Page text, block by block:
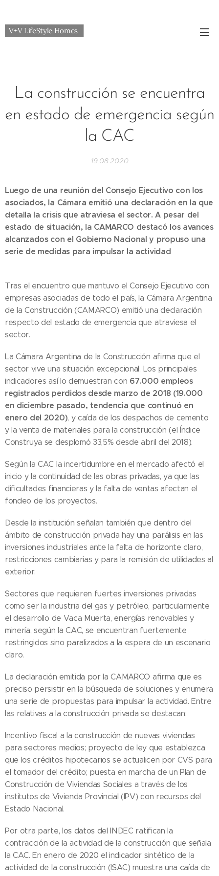
V+V LifeStyle Homes
La construcción se encuentra
en estado de emergencia según
la CAC
19.08.2020
Luego de una reunión del Consejo Ejecutivo con los
asociados, la Cámara emitió una declaración en la que
detalla la crisis que atraviesa el sector. A pesar del
estado de situación, la CAMARCO destacó los avances
alcanzados con el Gobierno Nacional y propuso una
serie de medidas para impulsar la actividad
Tras el encuentro que mantuvo el Consejo Ejecutivo con
empresas asociadas de todo el país, la Cámara Argentina
de la Construcción (CAMARCO) emitió una declaración
respecto del estado de emergencia que atraviesa el
sector.
La Cámara Argentina de la Construcción afirma que el
sector vive una situación excepcional. Los principales
indicadores así lo demuestran con 67.000 empleos
registrados perdidos desde marzo de 2018 (19.000
en diciembre pasado, tendencia que continuó en
enero del 2020), y caída de los despachos de cemento
y la venta de materiales para la construcción (el Índice
Construya se desplomó 33,5% desde abril del 2018).
Según la CAC la incertidumbre en el mercado afectó el
inicio y la continuidad de las obras privadas, ya que las
dificultades financieras y la falta de ventas afectan el
fondeo de los proyectos.
Desde la institución señalan también que dentro del
ámbito de construcción privada hay una parálisis en las
inversiones industriales ante la falta de horizonte claro,
restricciones cambiarias y para la remisión de utilidades al
exterior.
Sectores que requieren fuertes inversiones privadas
como ser la industria del gas y petróleo, particularmente
el desarrollo de Vaca Muerta, energías renovables y
minería, según la CAC, se encuentran fuertemente
restringidos sino paralizados a la espera de un escenario
claro.
La declaración emitida por la CAMARCO afirma que es
preciso persistir en la búsqueda de soluciones y enumera
una serie de propuestas para impulsar la actividad. Entre
las relativas a la construcción privada se destacan:
Incentivo fiscal a la construcción de nuevas viviendas
para sectores medios; proyecto de ley que establezca
que los créditos hipotecarios se actualicen por CVS para
el tomador del crédito; puesta en marcha de un Plan de
Construcción de Viviendas Sociales a través de los
institutos de Vivienda Provincial (IPV) con recursos del
Estado Nacional.
Por otra parte, los datos del INDEC ratifican la
contracción de la actividad de la construcción que señala
la CAC. En enero de 2020 el indicador sintético de la
actividad de la construcción (ISAC) muestra una caída de